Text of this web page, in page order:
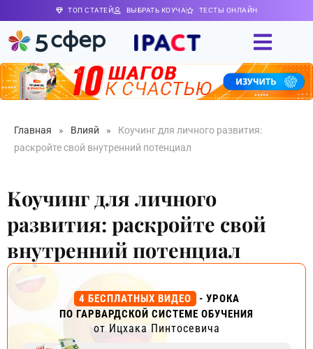
ТОП СТАТЕЙ ВЫБРАТЬ КОУЧА ТЕСТЫ ОНЛАЙН
Главная » Влияй »
Коучинг для личного развития:
раскройте свой внутренний потенциал
Коучинг для личного
развития: раскройте свой
внутренний потенциал
4 БЕСПЛАТНЫХ ВИДЕО
- УРОКА
ПО ГАРВАРДСКОЙ СИСТЕМЕ ОБУЧЕНИЯ
от Ицхака Пинтосевича